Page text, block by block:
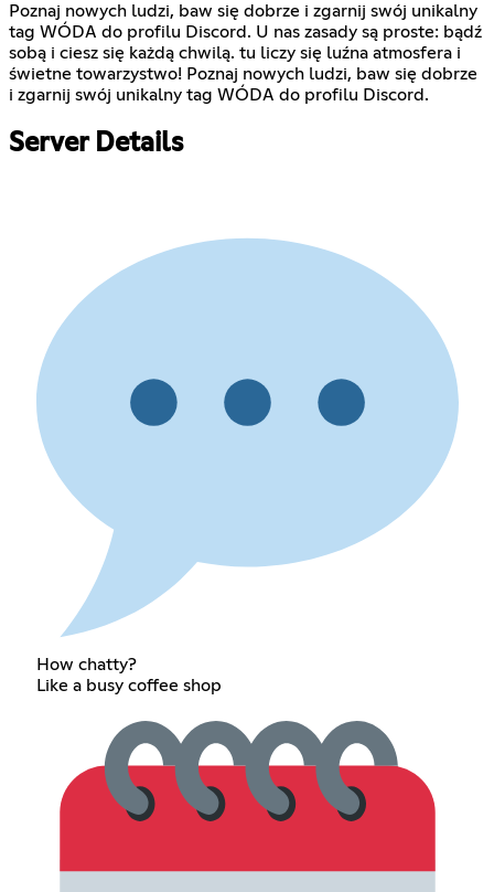
Poznaj nowych ludzi, baw się dobrze i zgarnij swój unikalny
tag WÓDA do profilu Discord. U nas zasady są proste: bądź
sobą i ciesz się każdą chwilą. tu liczy się luźna atmosfera i
świetne towarzystwo! Poznaj nowych ludzi, baw się dobrze
i zgarnij swój unikalny tag WÓDA do profilu Discord.
Server Details
How chatty?
Like a busy coffee shop